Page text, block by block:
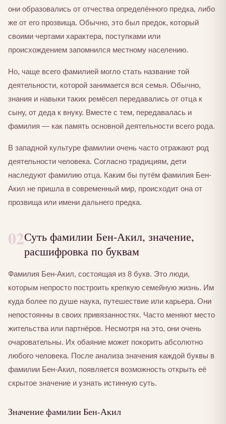
они образовались от отчества определённого предка, либо
же от его прозвища. Обычно, это был предок, который
своими чертами характера, поступками или
происхождением запомнился местному населению.
Но, чаще всего фамилией могло стать название той
деятельности, которой занимается вся семья. Обычно,
знания и навыки таких ремёсел передавались от отца к
сыну, от деда к внуку. Вместе с тем, передавалась и
фамилия — как память основной деятельности всего рода.
В западной культуре фамилии очень часто отражают род
деятельности человека. Согласно традициям, дети
наследуют фамилию отца. Каким бы путём фамилия Бен-
Акил не пришла в современный мир, происходит она от
прозвища или имени дальнего предка.
02Суть фамилии Бен-Акил, значение,
расшифровка по буквам
Фамилия Бен-Акил, состоящая из 8 букв. Это люди,
которым непросто построить крепкую семейную жизнь. Им
куда более по душе наука, путешествие или карьера. Они
непостоянны в своих привязанностях. Часто меняют место
жительства или партнёров. Несмотря на это, они очень
очаровательны. Их обаяние может покорить абсолютно
любого человека. После анализа значения каждой буквы в
фамилии Бен-Акил, появляется возможность открыть её
скрытое значение и узнать истинную суть.
Значение фамилии Бен-Акил